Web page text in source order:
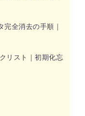
完全消去の手順｜
リスト｜初期化忘